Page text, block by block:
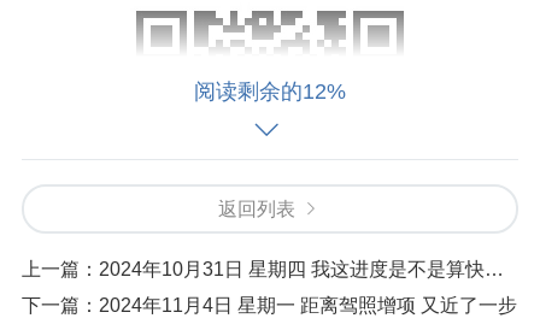
你好优秀经办人微信公众号
阅读剩余的12%
返回列表
上一篇： 2024年10月31日 星期四 我这进度是不是算快的了？
下一篇： 2024年11月4日 星期一 距离驾照增项 又近了一步